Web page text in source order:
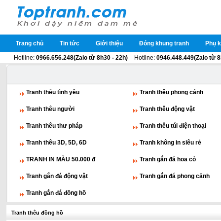
Trang chủ Tin tức Giới thiệu Đóng khung tranh Phụ
Hotline:0966.656.248(Zalo từ 8h30 - 22h) Hotline:0946.448.449(Zalo từ
Tranh thêu tình yêu Tranh thêu phong cảnh
Tranh thêu người Tranh thêu động vật
Tranh thêu thư pháp Tranh thêu túi điện thoại
Tranh thêu 3D, 5D, 6D Tranh không in siêu rẻ
TRANH IN MÀU 50.000 đ Tranh gắn đá hoa cỏ
Tranh gắn đá động vật Tranh gắn đá phong cảnh
Tranh gắn đá đồng hồ
Tranh thêu đồng hồ